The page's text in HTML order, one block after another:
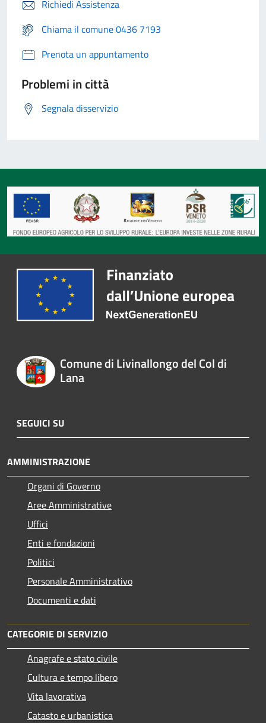
Richiedi Assistenza
Chiama il comune 0436 7193
Prenota un appuntamento
Problemi in città
Segnala disservizio
Comune di Livinallongo del Col di
Lana
SEGUICI SU
AMMINISTRAZIONE
Organi di Governo
Aree Amministrative
Uffici
Enti e fondazioni
Politici
Personale Amministrativo
Documenti e dati
CATEGORIE DI SERVIZIO
Anagrafe e stato civile
Cultura e tempo libero
Vita lavorativa
Catasto e urbanistica